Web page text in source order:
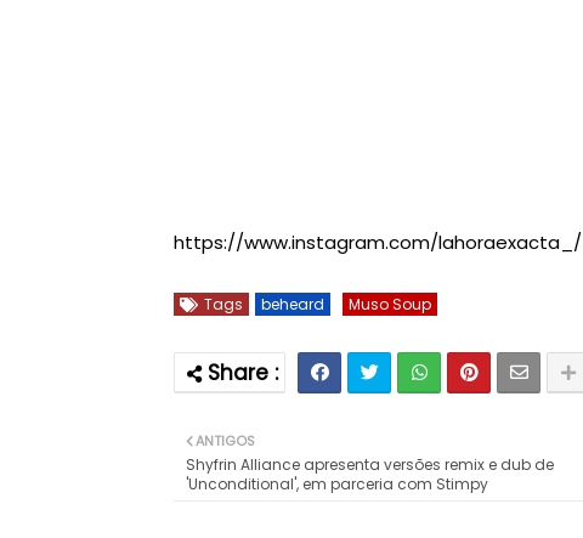
https://www.instagram.com/lahoraexacta_/
Tags beheard Muso Soup
ANTIGOS
Shyfrin Alliance apresenta versões remix e dub de
'Unconditional', em parceria com Stimpy